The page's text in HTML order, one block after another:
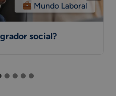
Mundo Laboral
social?